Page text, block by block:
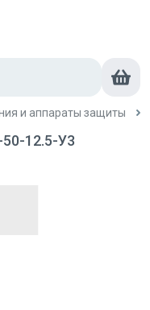
и аппараты защиты
12.5-У3